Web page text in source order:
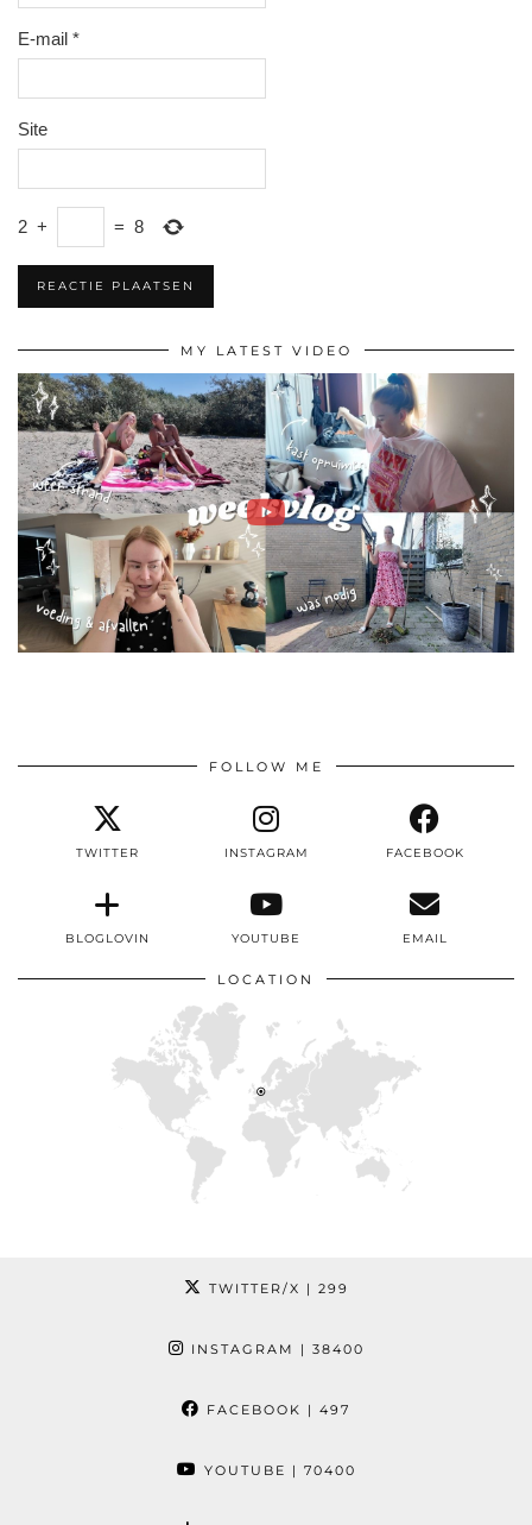
E-mail *
Site
2 + = 8
MY LATEST VIDEO
FOLLOW ME
TWITTER INSTAGRAM FACEBOOK
BLOGLOVIN YOUTUBE EMAIL
LOCATION
TWITTER/X | 299
INSTAGRAM | 38400
FACEBOOK | 497
YOUTUBE | 70400